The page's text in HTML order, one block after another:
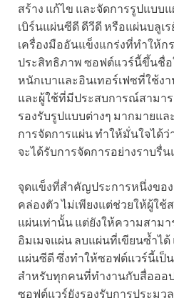
สร้าง แก้ไข และจัดการรูปแบบ
เบิร์นแผ่นซีดี ดีวีดี หรือแผ่นบลูเ
เครื่องมืออันแข็งแกร่งที่ทำให้ก
ประสิทธิภาพ ซอฟต์แวร์นี้ขึ้นชื่อ
หนักเบาและอินเทอร์เฟซที่ใช้ง
และผู้ใช้ที่มีประสบการณ์สามา
รองรับรูปแบบต่างๆ มากมายแ
การจัดการแผ่น ทำให้มั่นใจได้
จะได้รับการจัดการอย่างราบรื่
จุดแข็งที่สำคัญประการหนึ่งของ
คล่องตัว ไม่เพียงแต่ช่วยให้ผู้ใ
แผ่นเท่านั้น แต่ยังให้ความสาม
อิมเมจแผ่น ลบแผ่นที่เขียนซ้ำได้
แผ่นซีดี ซึ่งทำให้ซอฟต์แวร์นี้เป็
สำหรับทุกคนที่ทำงานกับสื่อออ
ซอฟต์แวร์ยังรองรับการประมว